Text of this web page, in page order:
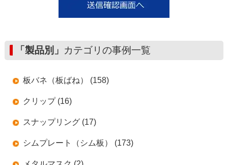
「製品別」 カテゴリの事例一覧
板バネ（板ばね） (158)
クリップ (16)
スナップリング (17)
シムプレート（シム板） (173)